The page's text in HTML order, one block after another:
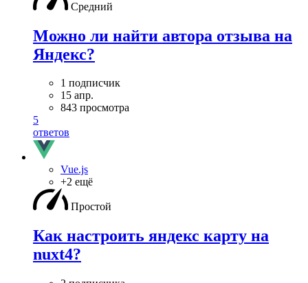
Средний
Можно ли найти автора отзыва на
Яндекс?
1 подписчик
15 апр.
843 просмотра
5
ответов
Vue.js
+2 ещё
Простой
Как настроить яндекс карту на
nuxt4?